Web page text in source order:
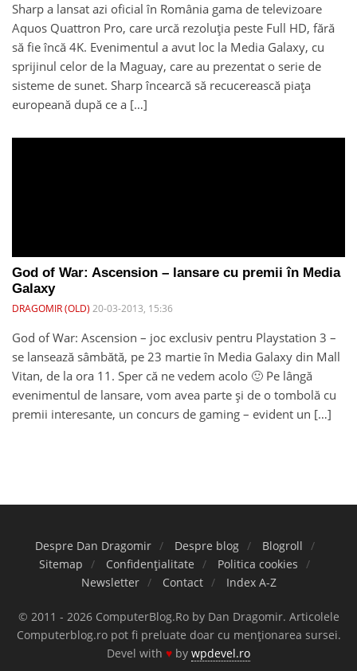
Sharp a lansat azi oficial în România gama de televizoare
Aquos Quattron Pro, care urcă rezoluția peste Full HD, fără
să fie încă 4K. Evenimentul a avut loc la Media Galaxy, cu
sprijinul celor de la Maguay, care au prezentat o serie de
sisteme de sunet. Sharp încearcă să recucerească piața
europeană după ce a […]
God of War: Ascension – lansare cu premii în Media
Galaxy
DRAGOMIR (OLD) 20-03-2013, 15:36
God of War: Ascension – joc exclusiv pentru Playstation 3 –
se lansează sâmbătă, pe 23 martie în Media Galaxy din Mall
Vitan, de la ora 11. Sper că ne vedem acolo 🙂 Pe lângă
evenimentul de lansare, vom avea parte și de o tombolă cu
premii interesante, un concurs de gaming – evident un […]
Despre Dan Dragomir Despre blog
Blogroll
Sitemap
Confidențialitate
Politica cookies
Newsletter
Contact Index A-Z
© 2011 - 2026 ComputerBlog.Ro by Dan Dragomir. Articolele
Computerblog.ro pot fi preluate doar cu menționarea sursei.
Devel with ♥ by wpdevel.ro